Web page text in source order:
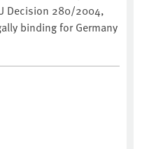
Decision 280/2004,
binding for Germany